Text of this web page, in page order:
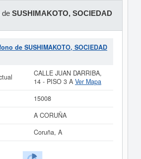
de SUSHIMAKOTO, SOCIEDAD
de SUSHIMAKOTO, SOCIEDAD
CALLE JUAN DARRIBA,
14 - PISO 3 A Ver Mapa
15008
A CORUÑA
Coruña, A